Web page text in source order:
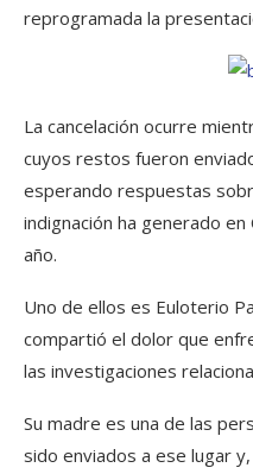
reprogramada la
La cancelación ocurre
cuyos restos fueron
esperando respuestas
indignación ha generado
año.
Uno de ellos es Euloterio
compartió el dolor que
las investigaciones
Su madre es una de las
sido enviados a ese lugar